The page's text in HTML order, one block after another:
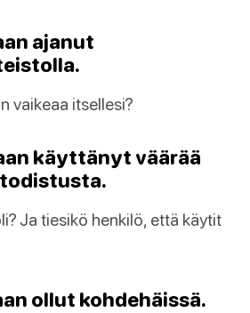
ajanut
vaikeaa itsellesi?
käyttänyt väärää
Ja tiesikö henkilö, että käytit
ollut kohdehäissä.